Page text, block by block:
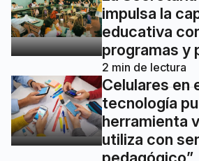
impulsa la
educativa
programas y
2 min de lectura
Celulares en
tecnología
herramienta
utiliza con